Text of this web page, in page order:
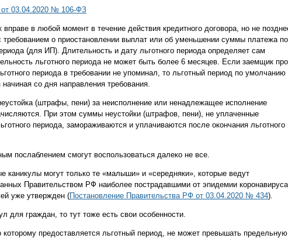
03.04.2020 № 106-ФЗ
в любой момент в течение действия кредитного договора, но не
требованием о приостановлении выплат или об уменьшении суммы платежа по
(для ИП). Длительность и дату льготного периода определяет сам
льготного периода не может быть более 6 месяцев. Если заемщик про
периода в требовании не упоминал, то льготный период по умолчанию
со дня направления требования.
(штрафы, пени) за неисполнение или ненадлежащее исполнение
При этом суммы неустойки (штрафов, пени), не уплаченные
периода, замораживаются и уплачиваются после окончания льготного
послаблением смогут воспользоваться далеко не все.
каникулы могут только те «малыши» и «середняки», которые ведут
Правительством РФ наиболее пострадавшими от эпидемии
уже утвержден (Постановление Правительства РФ от 03.04.2020 № 434).
для граждан, то тут тоже есть свои особенности.
которому предоставляется льготный период, не может превышать предельную